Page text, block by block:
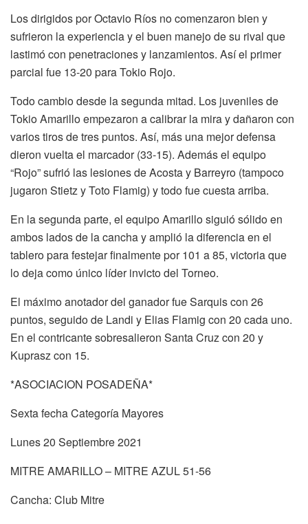
Los dirigidos por Octavio Ríos no comenzaron bien y
sufrieron la experiencia y el buen manejo de su rival que
lastimó con penetraciones y lanzamientos. Así el primer
parcial fue 13-20 para Tokio Rojo.
Todo cambio desde la segunda mitad. Los juveniles de
Tokio Amarillo empezaron a calibrar la mira y dañaron con
varios tiros de tres puntos. Así, más una mejor defensa
dieron vuelta el marcador (33-15). Además el equipo
“Rojo” sufrió las lesiones de Acosta y Barreyro (tampoco
jugaron Stietz y Toto Flamig) y todo fue cuesta arriba.
En la segunda parte, el equipo Amarillo siguió sólido en
ambos lados de la cancha y amplió la diferencia en el
tablero para festejar finalmente por 101 a 85, victoria que
lo deja como único líder invicto del Torneo.
El máximo anotador del ganador fue Sarquis con 26
puntos, seguido de Landi y Elias Flamig con 20 cada uno.
En el contricante sobresalieron Santa Cruz con 20 y
Kuprasz con 15.
*ASOCIACION POSADEÑA*
Sexta fecha Categoría Mayores
Lunes 20 Septiembre 2021
MITRE AMARILLO – MITRE AZUL 51-56
Cancha: Club Mitre